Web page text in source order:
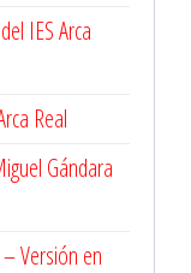
IES Arca
Real
Gándara
Versión en